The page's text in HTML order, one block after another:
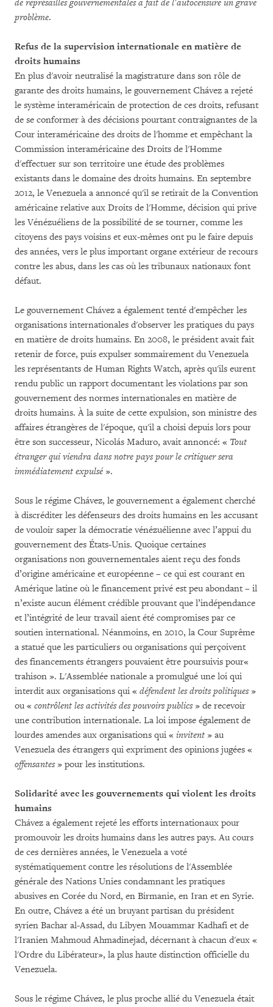
de représailles gouvernementales a fait de l’autocensure un grave
problème.
Refus de la supervision internationale en matière de
droits humains
En plus d'avoir neutralisé la magistrature dans son rôle de
garante des droits humains, le gouvernement Chávez a rejeté
le système interaméricain de protection de ces droits, refusant
de se conformer à des décisions pourtant contraignantes de la
Cour interaméricaine des droits de l'homme et empêchant la
Commission interaméricaine des Droits de l'Homme
d'effectuer sur son territoire une étude des problèmes
existants dans le domaine des droits humains. En septembre
2012, le Venezuela a annoncé qu'il se retirait de la Convention
américaine relative aux Droits de l'Homme, décision qui prive
les Vénézuéliens de la possibilité de se tourner, comme les
citoyens des pays voisins et eux-mêmes ont pu le faire depuis
des années, vers le plus important organe extérieur de recours
contre les abus, dans les cas où les tribunaux nationaux font
défaut.
Le gouvernement Chávez a également tenté d'empêcher les
organisations internationales d'observer les pratiques du pays
en matière de droits humains. En 2008, le président avait fait
retenir de force, puis expulser sommairement du Venezuela
les représentants de Human Rights Watch, après qu'ils eurent
rendu public un rapport documentant les violations par son
gouvernement des normes internationales en matière de
droits humains. À la suite de cette expulsion, son ministre des
affaires étrangères de l'époque, qu'il a choisi depuis lors pour
être son successeur, Nicolás Maduro, avait annoncé: « Tout
étranger qui viendra dans notre pays pour le critiquer sera
immédiatement expulsé».
Sous le régime Chávez, le gouvernement a également cherché
à discréditer les défenseurs des droits humains en les accusant
de vouloir saper la démocratie vénézuélienne avec l’appui du
gouvernement des États-Unis. Quoique certaines
organisations non gouvernementales aient reçu des fonds
d’origine américaine et européenne – ce qui est courant en
Amérique latine où le financement privé est peu abondant – il
n’existe aucun élément crédible prouvant que l’indépendance
et l’intégrité de leur travail aient été compromises par ce
soutien international. Néanmoins, en 2010, la Cour Suprême
a statué que les particuliers ou organisations qui perçoivent
des financements étrangers pouvaient être poursuivis pour«
trahison ». L'Assemblée nationale a promulgué une loi qui
interdit aux organisations qui « défendent les droits politiques»
ou « contrôlent les activités des pouvoirs publics» de recevoir
une contribution internationale. La loi impose également de
lourdes amendes aux organisations qui « invitent » au
Venezuela des étrangers qui expriment des opinions jugées «
offensantes» pour les institutions.
Solidarité avec les gouvernements qui violent les droits
humains
Chávez a également rejeté les efforts internationaux pour
promouvoir les droits humains dans les autres pays. Au cours
de ces dernières années, le Venezuela a voté
systématiquement contre les résolutions de l'Assemblée
générale des Nations Unies condamnant les pratiques
abusives en Corée du Nord, en Birmanie, en Iran et en Syrie.
En outre, Chávez a été un bruyant partisan du président
syrien Bachar al-Assad, du Libyen Mouammar Kadhafi et de
l'Iranien Mahmoud Ahmadinejad, décernant à chacun d'eux «
l'Ordre du Libérateur», la plus haute distinction officielle du
Venezuela.
Sous le régime Chávez, le plus proche allié du Venezuela était